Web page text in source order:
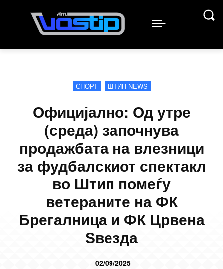
СПОРТ ШТИП NEWS
Официјално: Од утре
(среда) започнува
продажбата на влезници
за фудбалскиот спектакл
во Штип помеѓу
ветераните на ФК
Брегалница и ФК Црвена
Ѕвезда
02/09/2025